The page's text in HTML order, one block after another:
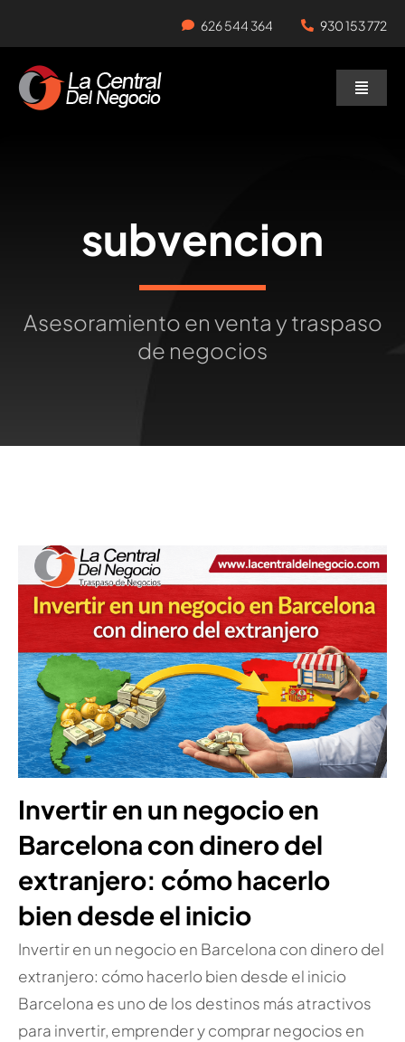
content
626 544 364 930 153 772
Toggle
Serviciossubvencion
Asesoramiento en venta y traspaso
de negocios
Invertir en un negocio en
Barcelona con dinero del
extranjero: cómo hacerlo
bien desde el inicio
Invertir en un negocio en Barcelona con dinero del
extranjero: cómo hacerlo bien desde el inicio
Barcelona es uno de los destinos más atractivos
para invertir, emprender y comprar negocios en